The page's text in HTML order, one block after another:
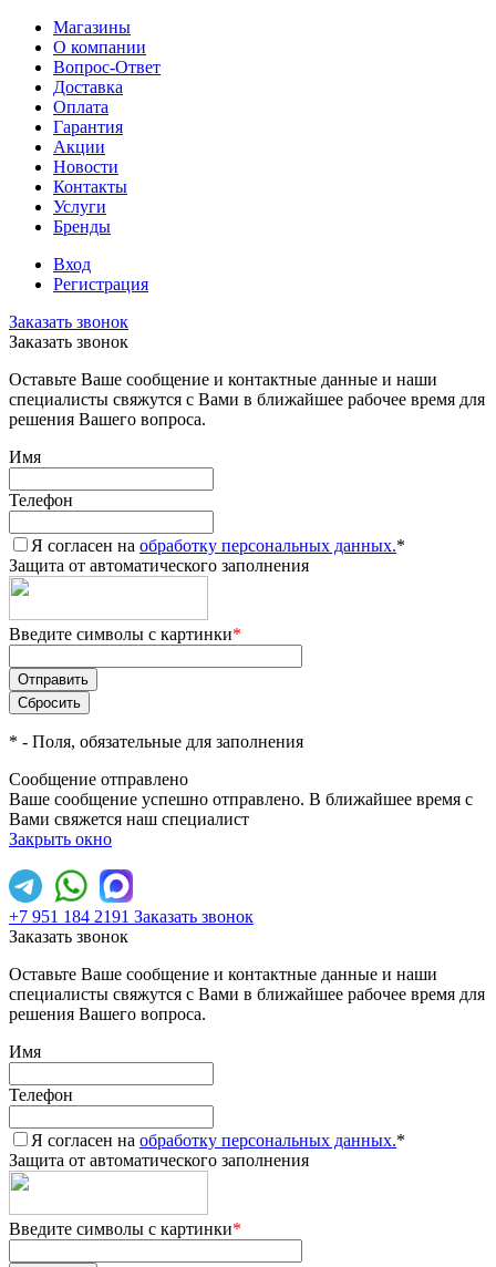
Магазины
О компании
Вопрос-Ответ
Доставка
Оплата
Гарантия
Акции
Новости
Контакты
Услуги
Бренды
Вход
Регистрация
Заказать звонок
Заказать звонок
Оставьте Ваше сообщение и контактные данные и наши
специалисты свяжутся с Вами в ближайшее рабочее время для
решения Вашего вопроса.
Имя
Телефон
Я согласен на обработку персональных данных.*
Защита от автоматического заполнения
Введите символы с картинки*
* - Поля, обязательные для заполнения
Сообщение отправлено
Ваше сообщение успешно отправлено. В ближайшее время с
Вами свяжется наш специалист
Закрыть окно
+7 951 184 2191 Заказать звонок
Заказать звонок
Оставьте Ваше сообщение и контактные данные и наши
специалисты свяжутся с Вами в ближайшее рабочее время для
решения Вашего вопроса.
Имя
Телефон
Я согласен на обработку персональных данных.*
Защита от автоматического заполнения
Введите символы с картинки*